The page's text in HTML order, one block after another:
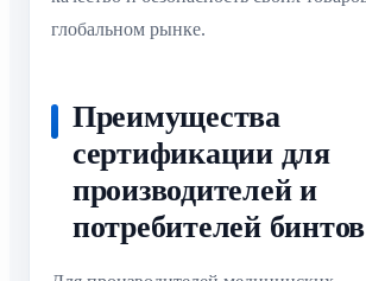
глобальном рынке.
Преимущества
сертификации для
производителей и
потребителей бинтов